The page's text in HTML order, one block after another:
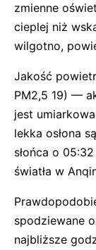
zmienne
cieplej niż
wilgotno,
Jakość
PM2,5 19) —
jest
lekka osłona
słońca o
światła w
spodziewane
najbliższe